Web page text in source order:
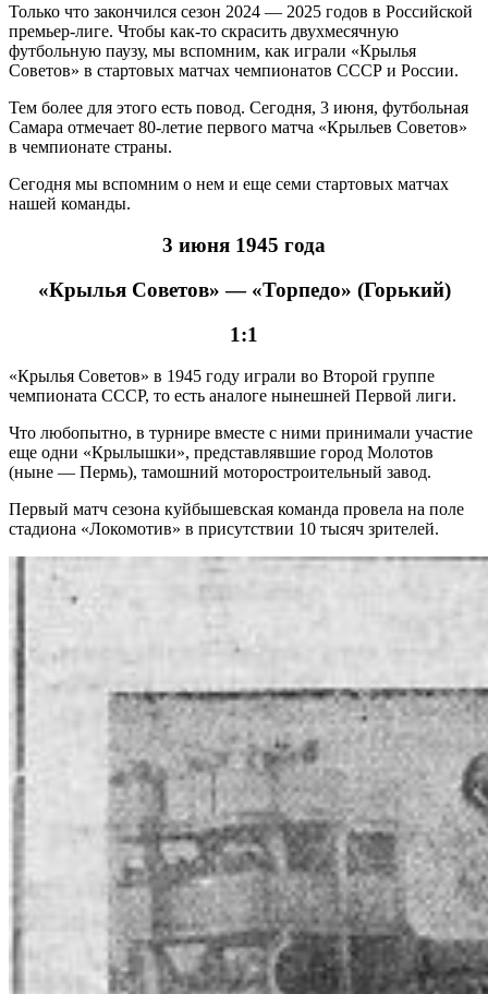
Только что закончился сезон 2024 — 2025 годов в Российской
премьер-лиге. Чтобы как-то скрасить двухмесячную
футбольную паузу, мы вспомним, как играли «Крылья
Советов» в стартовых матчах чемпионатов СССР и России.
Тем более для этого есть повод. Сегодня, 3 июня, футбольная
Самара отмечает 80-летие первого матча «Крыльев Советов»
в чемпионате страны.
Сегодня мы вспомним о нем и еще семи стартовых матчах
нашей команды.
3 июня 1945 года
«Крылья Советов» — «Торпедо» (Горький)
1:1
«Крылья Советов» в 1945 году играли во Второй группе
чемпионата СССР, то есть аналоге нынешней Первой лиги.
Что любопытно, в турнире вместе с ними принимали участие
еще одни «Крылышки», представлявшие город Молотов
(ныне — Пермь), тамошний моторостроительный завод.
Первый матч сезона куйбышевская команда провела на поле
стадиона «Локомотив» в присутствии 10 тысяч зрителей.